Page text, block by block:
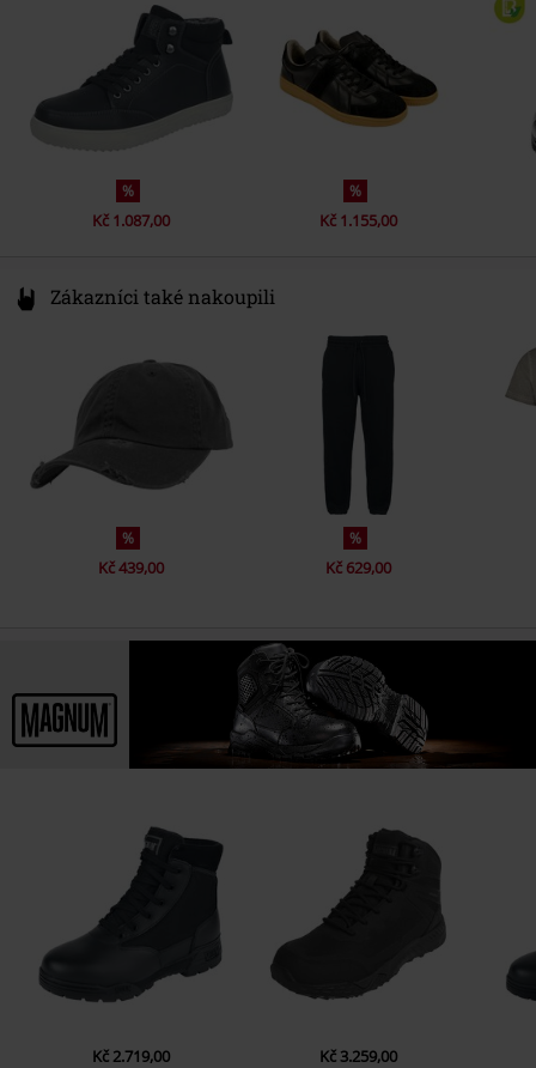
černá
info@highdemandbrands.eu
%
Kč 1.087,00
%
Kč 1.155,00
Zákazníci také nakoupili
%
Kč 439,00
%
Kč 629,00
Kč 2.719,00 Kč 3.259,00